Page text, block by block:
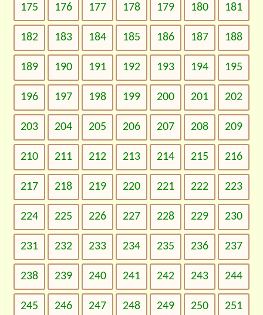
175 176 177 178 179 180 181
182 183 184 185 186 187 188
189 190 191 192 193 194 195
196 197 198 199 200 201 202
203 204 205 206 207 208 209
210 211 212 213 214 215 216
217 218 219 220 221 222 223
224 225 226 227 228 229 230
231 232 233 234 235 236 237
238 239 240 241 242 243 244
245 246 247 248 249 250 251